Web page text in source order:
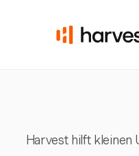
Harvest hilft kleinen